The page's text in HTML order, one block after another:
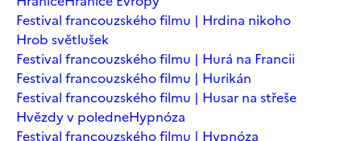
Festival francouzského filmu | Hrdina nikoho
Hrob světlušek
Festival francouzského filmu | Hurá na Francii
Festival francouzského filmu | Hurikán
Festival francouzského filmu | Husar na střeše
Hvězdy v poledneHypnóza
Festival francouzského filmu | Hypnóza